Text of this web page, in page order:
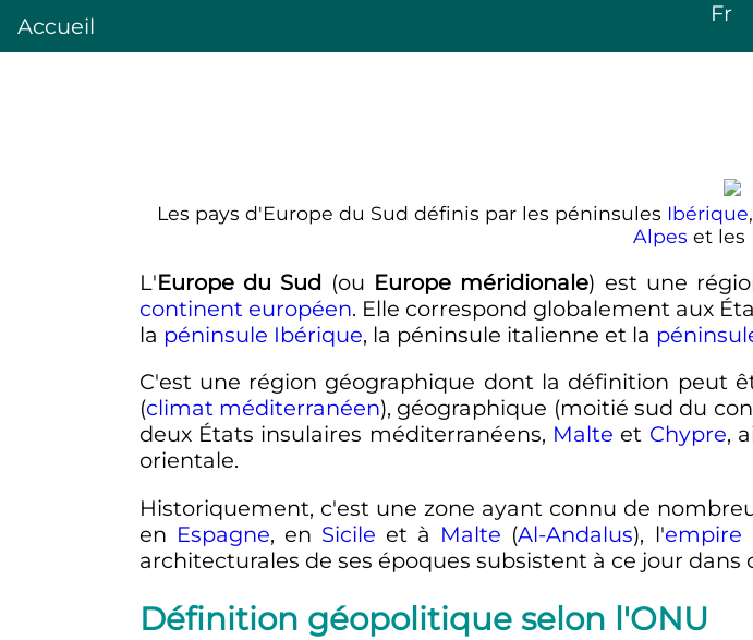
Accueil Fr
Les pays d'Europe du Sud définis par les péninsules Ibérique,
Alpes et les
L'Europe du Sud (ou Europe méridionale) est une
continent européen. Elle correspond globalement aux
la péninsule Ibérique, la péninsule italienne et la
C'est une région géographique dont la définition peut
(climat méditerranéen), géographique (moitié sud du
deux États insulaires méditerranéens, Malte et Chypre,
orientale.
Historiquement, c'est une zone ayant connu de
en Espagne, en Sicile et à Malte (Al-Andalus), l'empire
architecturales de ses époques subsistent à ce jour dans
Définition géopolitique selon l'ONU